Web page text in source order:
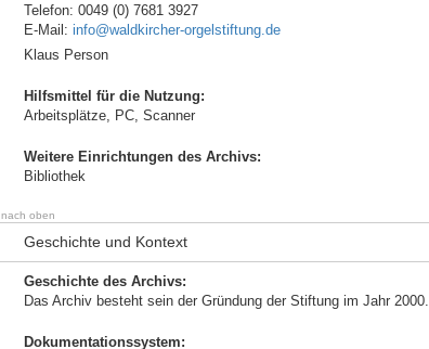
Telefon: 0049 (0) 7681 3927
E-Mail: info@waldkircher-orgelstiftung.de
Klaus Person
Hilfsmittel für die Nutzung:
Arbeitsplätze, PC, Scanner
Weitere Einrichtungen des Archivs:
Bibliothek
nach oben
Geschichte und Kontext
Geschichte des Archivs:
Das Archiv besteht sein der Gründung der Stiftung im Jahr 2000.
Dokumentationssystem: